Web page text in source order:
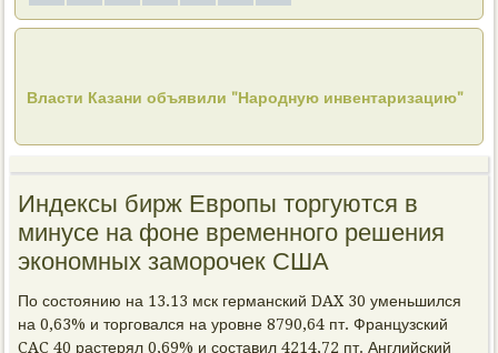
Власти Казани объявили "Народную инвентаризацию"
Индексы бирж Европы торгуются в
минусе на фоне временного решения
экономных заморочек США
По состоянию на 13.13 мск германский DAX 30 уменьшился
на 0,63% и торговался на уровне 8790,64 пт. Французский
CAC 40 растерял 0,69% и составил 4214,72 пт. Английский